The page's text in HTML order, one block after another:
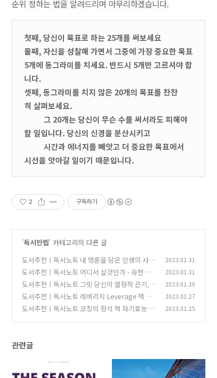
순위 정하는 법을 알려드리며 마무리하겠습니다.
첫째, 당신이 목표로 하는 25개를 써보세요
둘째, 자신을 성찰해 가면서 그중에 가장 중요한 목표
5개에 동그라미를 치세요. 반드시 5개만 고르셔야 합
니다.
셋째, 동그라미를 치지 않은 20개의 목표를 찬찬
히 살펴보세요.
그 20개는 당신이 무슨 수를 써서라도 피해야
할 일입니다. 당신의 신경을 분산시키고
시간과 에너지를 빼앗고 더 중요한 목표에서
시선을 앗아갈 일이기 때문입니다.
2 구독하기
'독서만렙' 카테고리의 다른 글
도서추천ㅣ독서노트 내 영혼을 담은 인생의 사계
절 - 짐 론
(0)
2023.01.31
도서추천ㅣ독서노트 어디서 살것인가 - 유현준
우리가 살고 싶은 곳의 기준을 바꾸다
(0)
2023.01.31
도서추천ㅣ독서노트 그릿 당신의 열정적 끈기,
투지의 힘은 몇 점인가요?_1편
(1)
2023.01.30
도서추천ㅣ독서노트 레버리지 Leverage 책 요
약 2편 (0)
2023.01.27
도서추천ㅣ독서노트 코칭의 정석 책 자기효능감
2023.01.25
관련글